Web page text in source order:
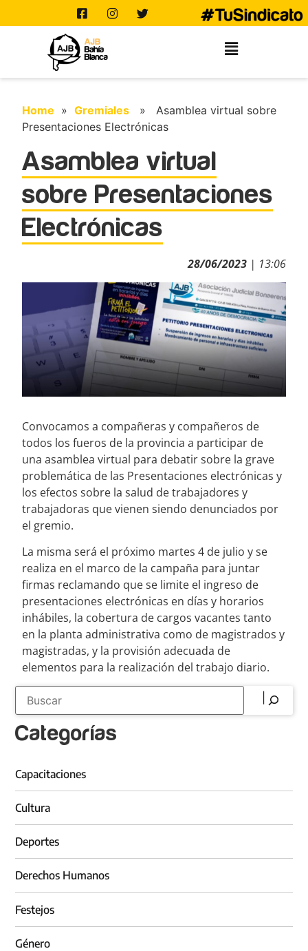
Home »Gremiales » Asamblea virtual sobre
Presentaciones Electrónicas
Asamblea virtual
sobre Presentaciones
Electrónicas
28/06/2023| 13:06
Convocamos a compañeras y compañeros de
todos los fueros de la provincia a participar de
una asamblea virtual para debatir sobre la grave
problemática de las Presentaciones electrónicas y
los efectos sobre la salud de trabajadores y
trabajadoras que vienen siendo denunciados por
el gremio.
La misma será el próximo martes 4 de julio y se
realiza en el marco de la campaña para juntar
firmas reclamando que se limite el ingreso de
presentaciones electrónicas en días y horarios
inhábiles, la cobertura de cargos vacantes tanto
en la planta administrativa como de magistrados y
magistradas, y la provisión adecuada de
elementos para la realización del trabajo diario.
Categorías
Capacitaciones
Cultura
Deportes
Derechos Humanos
Festejos
Género